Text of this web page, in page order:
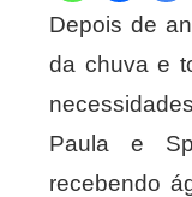
Depois de
da chuva e
Paula e
recebendo